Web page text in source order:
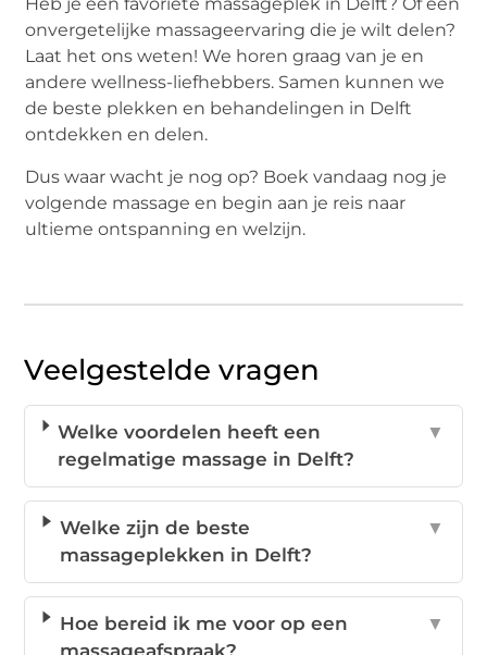
Heb je een favoriete massageplek in Delft? Of een
onvergetelijke massageervaring die je wilt delen?
Laat het ons weten! We horen graag van je en
andere wellness-liefhebbers. Samen kunnen we
de beste plekken en behandelingen in Delft
ontdekken en delen.
Dus waar wacht je nog op? Boek vandaag nog je
volgende massage en begin aan je reis naar
ultieme ontspanning en welzijn.
Veelgestelde vragen
Welke voordelen heeft een
regelmatige massage in Delft?
▼
Welke zijn de beste
massageplekken in Delft?
▼
Hoe bereid ik me voor op een
▼